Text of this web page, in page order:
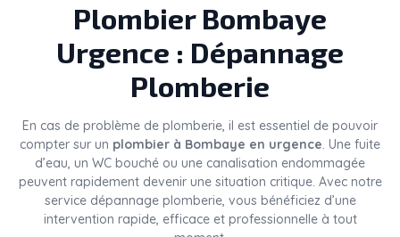
Plombier Bombaye
Urgence : Dépannage
Plomberie
En cas de problème de plomberie, il est essentiel de pouvoir
compter sur un plombier à Bombaye en urgence. Une fuite
d’eau, un WC bouché ou une canalisation endommagée
peuvent rapidement devenir une situation critique. Avec notre
service dépannage plomberie, vous bénéficiez d’une
intervention rapide, efficace et professionnelle à tout